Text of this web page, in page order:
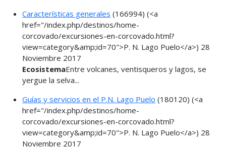
Características generales (166994) (<a
href="/index.php/destinos/home-
corcovado/excursiones-en-corcovado.html?
view=category&amp;id=70">P. N. Lago Puelo</a>) 28
Noviembre 2017
EcosistemaEntre volcanes, ventisqueros y lagos, se
yergue la selva...
Guías y servicios en el P.N. Lago Puelo (180120) (<a
href="/index.php/destinos/home-
corcovado/excursiones-en-corcovado.html?
view=category&amp;id=70">P. N. Lago Puelo</a>) 28
Noviembre 2017